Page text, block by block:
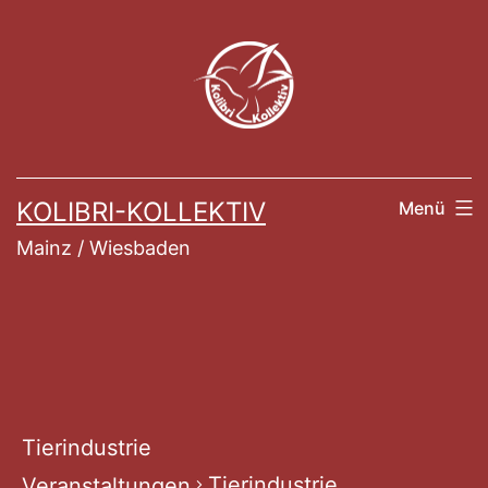
KOLIBRI-KOLLEKTIV
Mainz / Wiesbaden
Menü
Tierindustrie